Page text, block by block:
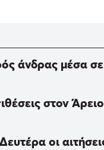
άνδρας μέσα
στον
οι